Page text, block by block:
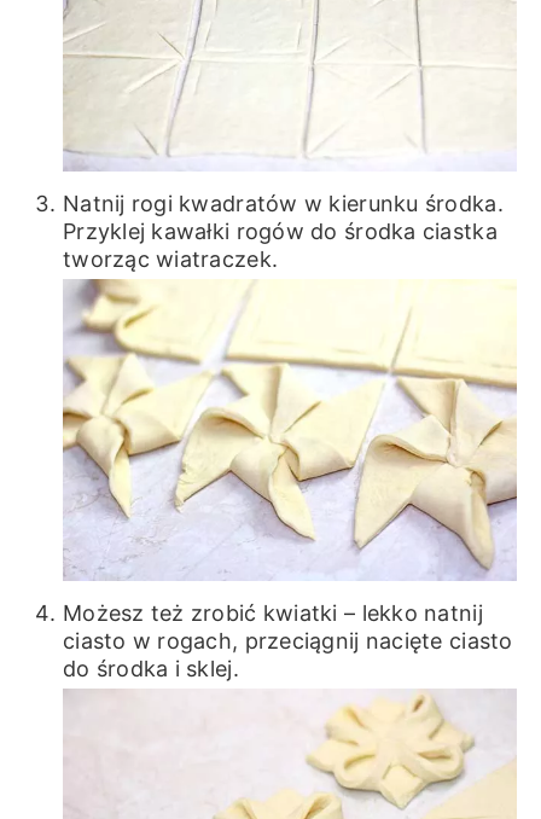
Natnij rogi kwadratów w kierunku środka.
Przyklej kawałki rogów do środka ciastka
tworząc wiatraczek.
Możesz też zrobić kwiatki – lekko natnij
ciasto w rogach, przeciągnij nacięte ciasto
do środka i sklej.